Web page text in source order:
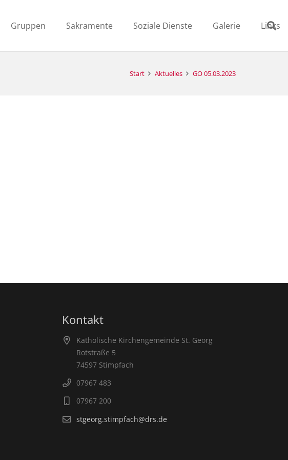
Gruppen Sakramente Soziale Dienste Galerie Links
Start Aktuelles GO 05.03.2023
Kontakt
Katholische Kirchengemeinde St. Georg
Rotstraße 5
74597 Stimpfach
07967 483
07967 200
stgeorg.stimpfach@drs.de